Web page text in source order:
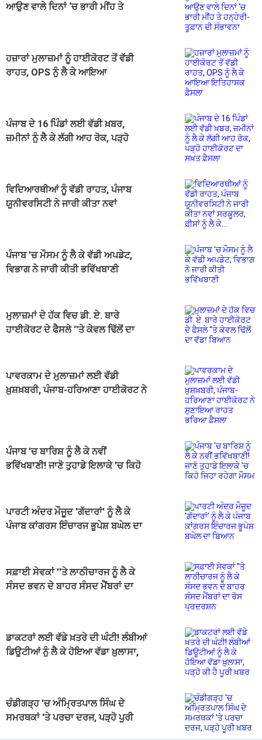
ਆਉਣ ਵਾਲੇ ਦਿਨਾਂ ‘ਚ ਭਾਰੀ ਮੀਂਹ ਤੇ
ਹਜ਼ਾਰਾਂ ਮੁਲਾਜ਼ਮਾਂ ਨੂੰ ਹਾਈਕੋਰਟ ਤੋਂ ਵੱਡੀ
ਰਾਹਤ, OPS ਨੂੰ ਲੈ ਕੇ ਆਇਆ
ਪੰਜਾਬ ਦੇ 16 ਪਿੰਡਾਂ ਲਈ ਵੱਡੀ ਖ਼ਬਰ,
ਜ਼ਮੀਨਾਂ ਨੂੰ ਲੈ ਕੇ ਲੱਗੀ ਆਹ ਰੋਕ, ਪੜ੍ਹੋ
ਵਿਦਿਆਰਥੀਆਂ ਨੂੰ ਵੱਡੀ ਰਾਹਤ, ਪੰਜਾਬ
ਯੂਨੀਵਰਸਿਟੀ ਨੇ ਜਾਰੀ ਕੀਤਾ ਨਵਾਂ
ਪੰਜਾਬ 'ਚ ਮੌਸਮ ਨੂੰ ਲੈ ਕੇ ਵੱਡੀ ਅਪਡੇਟ,
ਵਿਭਾਗ ਨੇ ਜਾਰੀ ਕੀਤੀ ਭਵਿੱਖਬਾਣੀ
ਮੁਲਾਜ਼ਮਾਂ ਦੇ ਹੱਕ ਵਿਚ ਡੀ. ਏ. ਬਾਰੇ
ਹਾਈਕੋਰਟ ਦੇ ਫੈਸਲੇ ''ਤੇ ਕੇਵਲ ਢਿੱਲੋਂ ਦਾ
ਪਾਵਰਕਾਮ ਦੇ ਮੁਲਾਜ਼ਮਾਂ ਲਈ ਵੱਡੀ
ਖ਼ੁਸ਼ਖ਼ਬਰੀ, ਪੰਜਾਬ-ਹਰਿਆਣਾ ਹਾਈਕੋਰਟ ਨੇ
ਪੰਜਾਬ 'ਚ ਬਾਰਿਸ਼ ਨੂੰ ਲੈ ਕੇ ਨਵੀਂ
ਭਵਿੱਖਬਾਣੀ! ਜਾਣੋ ਤੁਹਾਡੇ ਇਲਾਕੇ 'ਚ ਕਿਹੋ
ਪਾਰਟੀ ਅੰਦਰ ਮੌਜੂਦ 'ਗੱਦਾਰਾਂ' ਨੂੰ ਲੈ ਕੇ
ਪੰਜਾਬ ਕਾਂਗਰਸ ਇੰਚਾਰਜ ਭੂਪੇਸ਼ ਬਘੇਲ ਦਾ
ਸਫ਼ਾਈ ਸੇਵਕਾਂ ''ਤੇ ਲਾਠੀਚਾਰਜ ਨੂੰ ਲੈ ਕੇ
ਸੰਸਦ ਭਵਨ ਦੇ ਬਾਹਰ ਸੰਸਦ ਮੈਂਬਰਾਂ ਦਾ
ਡਾਕਟਰਾਂ ਲਈ ਵੱਡੇ ਖ਼ਤਰੇ ਦੀ ਘੰਟੀ! ਲੰਬੀਆਂ
ਡਿਊਟੀਆਂ ਨੂੰ ਲੈ ਕੇ ਹੋਇਆ ਵੱਡਾ ਖ਼ੁਲਾਸਾ,
ਚੰਡੀਗੜ੍ਹ 'ਚ ਅੰਮ੍ਰਿਤਪਾਲ ਸਿੰਘ ਦੇ
ਸਮਰਥਕਾਂ 'ਤੇ ਪਰਚਾ ਦਰਜ, ਪੜ੍ਹੋ ਪੂਰੀ